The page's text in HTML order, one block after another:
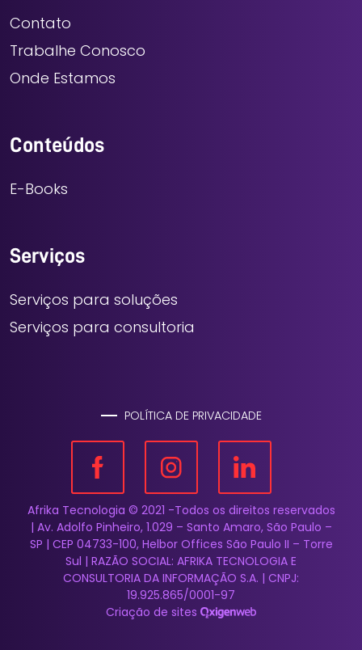
Contato
Trabalhe Conosco
Onde Estamos
Conteúdos
E-Books
Serviços
Serviços para soluções
Serviços para consultoria
POLÍTICA DE PRIVACIDADE
Afrika Tecnologia © 2021 -Todos os direitos reservados
| Av. Adolfo Pinheiro, 1.029 – Santo Amaro, São Paulo –
SP | CEP 04733-100, Helbor Offices São Paulo II – Torre
Sul | RAZÃO SOCIAL: AFRIKA TECNOLOGIA E
CONSULTORIA DA INFORMAÇÃO S.A. | CNPJ:
19.925.865/0001-97
Criação de sites